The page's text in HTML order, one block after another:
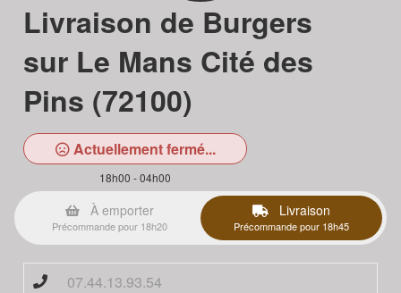
Livraison de Burgers
sur Le Mans Cité des
Pins (72100)
Actuellement fermé...
18h00 - 04h00
À emporter
Précommande pour 18h20
Livraison
Précommande pour 18h45
07.44.13.93.54